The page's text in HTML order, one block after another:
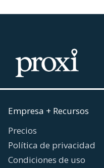
Empresa + Recursos
Precios
Política de privacidad
Condiciones de uso